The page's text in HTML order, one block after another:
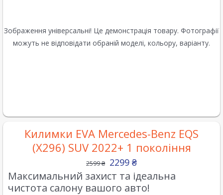
Зображення універсальні! Це демонстрація товару. Фотографії
можуть не відповідати обраній моделі, кольору, варіанту.
Килимки EVA Mercedes-Benz EQS
(X296) SUV 2022+ 1 покоління
2599₴ 2299 ₴
Максимальний захист та ідеальна
чистота салону вашого авто!